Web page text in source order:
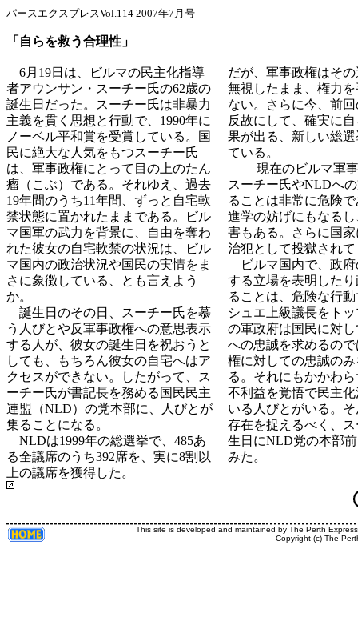
パースエクスプレスVol.114 2007年7月号
「自らを救う合理性」
6月19日は、ビルマの民主化指導
者アウンサン・スーチー氏の62歳の
誕生日だった。スーチー氏は非暴力
主義を貫く思想と行動で、1990年に
ノーベル平和賞を受賞している。国
民に絶大な人気をもつスーチー氏
は、軍事政権にとって目の上のたん
瘤（こぶ）である。それゆえ、過去
19年間のうち11年間、ずっと自宅軟
禁状態に置かれたままである。ビル
マ国軍の武力を背景に、自由を奪わ
れた彼女の自宅軟禁の状況は、ビル
マ国内の政治状況や国民の実情をま
さに象徴している、とも言えよう
か。
誕生日のその日、スーチー氏を慕
う人びとや反軍事政権への意思表示
する人が、彼女の誕生日を祝おうと
しても、もちろん彼女の自宅へはア
クセスができない。したがって、ス
ーチー氏が書記長を務める国民民主
連盟（NLD）の党本部に、人びとが
集ることになる。
NLDは1999年の総選挙で、485あ
る全議席のうち392席を、実に8割以
上の議席を獲得した。
だが、軍事政権はそ
無視したまま、権力
ない。さらに今、前
反故にして、確実に
果が出る、新しい総
ている。
現在のビルマ軍事
スーチー氏やNLDへ
ることは非常に危険
進学の妨げにもなる
害もある。さらに国
治犯として投獄され
ビルマ国内で、政府
する立場を表明した
ることは、危険な行
シュエ上級議長をト
の軍政府は国民に対
への忠誠を求めるの
権に対しての忠誠の
る。それにもかかわ
不利益を覚悟で民主
いる人びとがいる。
存在を捉えるべく、
生日にNLD党の本部
みた。
This site is developed and maintained by The Perth
Copyright (c) The